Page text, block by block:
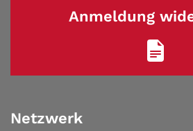
Anmeldung
Netzwerk